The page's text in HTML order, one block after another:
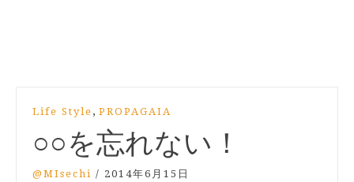
Life Style , PROPAGAIA
○○を忘れない！
@MIsechi / 2014年6月15日